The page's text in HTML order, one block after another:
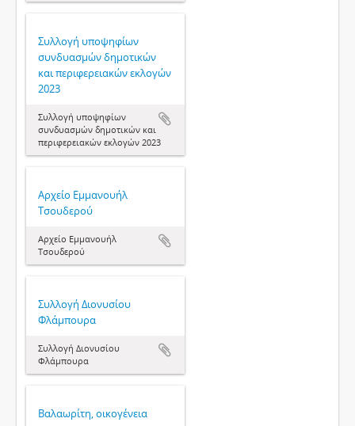
Συλλογή υποψηφίων
συνδυασμών δημοτικών
και περιφερειακών εκλογών
2023
Συλλογή υποψηφίων
συνδυασμών δημοτικών και
περιφερειακών εκλογών 2023
Αρχείο Εμμανουήλ
Τσουδερού
Αρχείο Εμμανουήλ
Τσουδερού
Συλλογή Διονυσίου
Φλάμπουρα
Συλλογή Διονυσίου
Φλάμπουρα
Βαλαωρίτη, οικογένεια